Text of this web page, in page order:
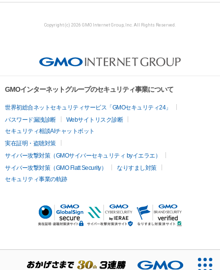
Copyright (c) 2026 GMO Internet Group, Inc. All Rights Reserved.
GMOインターネットグループのセキュリティ事業について
世界初総合ネットセキュリティサービス「GMOセキュリティ24」
パスワード漏洩診断
Webサイトリスク診断
セキュリティ相談AIチャットボット
実在証明・盗聴対策
サイバー攻撃対策（GMOサイバーセキュリティ byイエラエ）
サイバー攻撃対策（GMO Flatt Security）
なりすまし対策
セキュリティ事業の軌跡